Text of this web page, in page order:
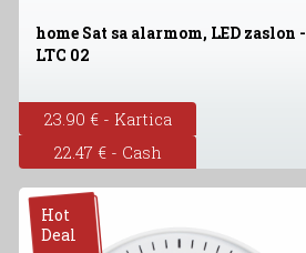
home Sat sa alarmom, LED zaslon -
LTC 02
23.90 € - Kartica
22.47 € - Cash
Hot
Deal